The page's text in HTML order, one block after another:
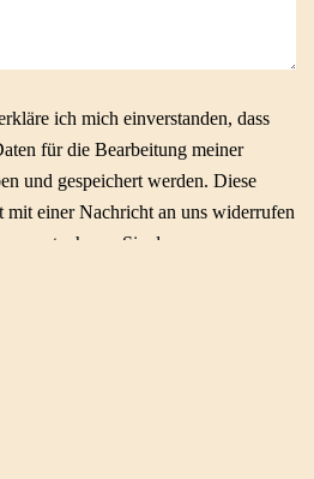
ich mich einverstanden, dass
für die Bearbeitung meiner
und gespeichert werden. Diese
einer Nachricht an uns widerrufen
entnehmen Sie der